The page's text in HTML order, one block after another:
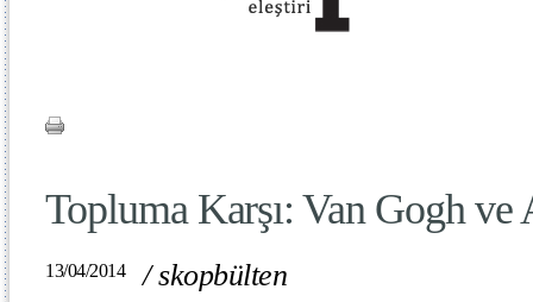
Topluma Karşı: Van Gogh
13/04/2014 /skopbülten